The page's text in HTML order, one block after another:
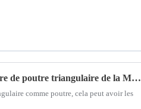
Comment la conception de la structure de poutre triangulaire de la MMT affecte-t-elle la précision ?
comme poutre, cela peut avoir les